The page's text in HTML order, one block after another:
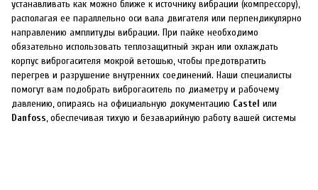
устанавливать как можно ближе к источнику вибрации (компрессору),
располагая ее параллельно оси вала двигателя или перпендикулярно
направлению амплитуды вибрации. При пайке необходимо
обязательно использовать теплозащитный экран или охлаждать
корпус виброгасителя мокрой ветошью, чтобы предотвратить
перегрев и разрушение внутренних соединений. Наши специалисты
помогут вам подобрать виброгаситель по диаметру и рабочему
давлению, опираясь на официальную документацию Castel или
Danfoss, обеспечивая тихую и безаварийную работу вашей системы